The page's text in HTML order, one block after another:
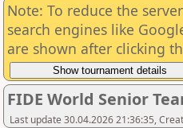
Note: To reduce the
search engines like
are shown after clicking
FIDE World Senior
Last update 30.04.2026 21:36:35,